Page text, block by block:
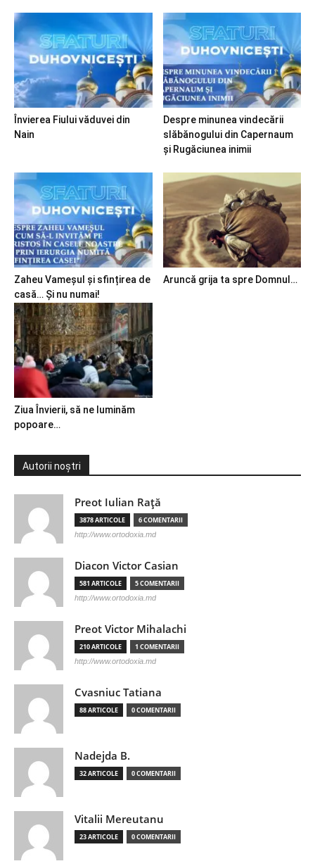
Învierea Fiului văduvei din
Nain
Despre minunea vindecării
slăbănogului din Capernaum
și Rugăciunea inimii
Zaheu Vameșul și sfințirea de
casă… Și nu numai!
Aruncă grija ta spre Domnul…
Ziua Învierii, să ne luminăm
popoare…
Autorii noștri
Preot Iulian Raţă
3878 ARTICOLE 6 COMENTARII
http://www.ortodoxia.md
Diacon Victor Casian
581 ARTICOLE 5 COMENTARII
http://www.ortodoxia.md
Preot Victor Mihalachi
210 ARTICOLE 1 COMENTARII
http://www.ortodoxia.md
Cvasniuc Tatiana
88 ARTICOLE 0 COMENTARII
Nadejda B.
32 ARTICOLE 0 COMENTARII
Vitalii Mereutanu
23 ARTICOLE 0 COMENTARII